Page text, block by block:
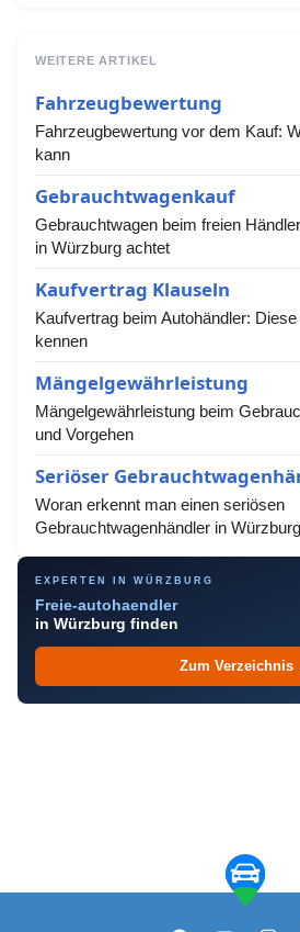
WEITERE ARTIKEL
Fahrzeugbewertung
Fahrzeugbewertung vor dem Kauf:
kann
Gebrauchtwagenkauf
Gebrauchtwagen beim freien
in Würzburg achtet
Kaufvertrag Klauseln
Kaufvertrag beim Autohändler:
kennen
Mängelgewährleistung
Mängelgewährleistung beim
und Vorgehen
Seriöser
Woran erkennt man einen seriösen
Gebrauchtwagenhändler in
EXPERTEN IN WÜRZBURG
Freie-autohaendler
in Würzburg finden
Zum Verzeichnis